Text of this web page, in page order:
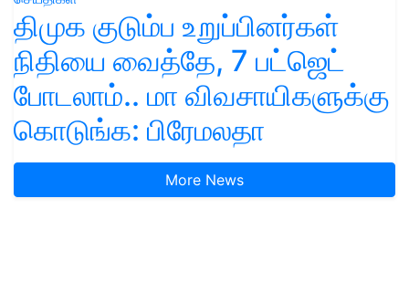
திமுக குடும்ப உறுப்பினர்கள்
நிதியை வைத்தே, 7 பட்ஜெட்
போடலாம்.. மா விவசாயிகளுக்கு
கொடுங்க: பிரேமலதா
More News